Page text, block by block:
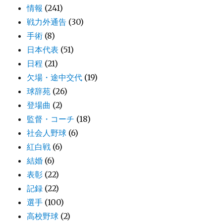
情報 (241)
戦力外通告 (30)
手術 (8)
日本代表 (51)
日程 (21)
欠場・途中交代 (19)
球辞苑 (26)
登場曲 (2)
監督・コーチ (18)
社会人野球 (6)
紅白戦 (6)
結婚 (6)
表彰 (22)
記録 (22)
選手 (100)
高校野球 (2)